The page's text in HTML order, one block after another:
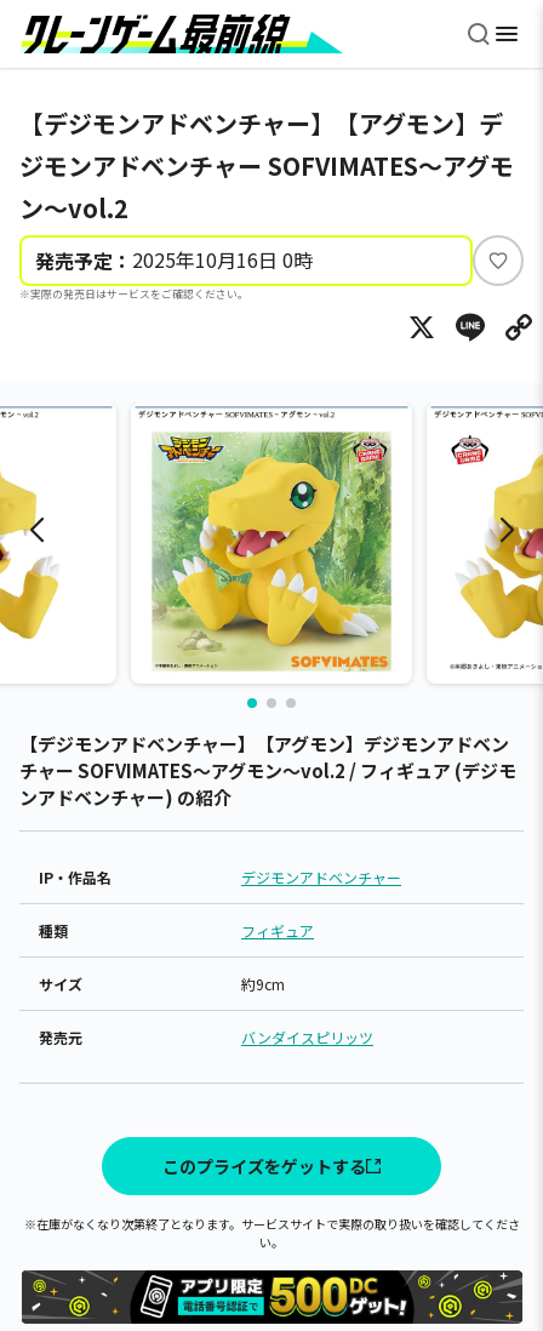
【デジモンアドベンチャー】【アグモン】デ
ジモンアドベンチャー SOFVIMATES～アグモ
ン～vol.2
発売予定： 2025年10月16日 0時
※実際の発売日はサービスをご確認ください。
い
ね
X
【デジモンアドベンチャー】【アグモン】デジモンアドベン
チャー SOFVIMATES～アグモン～vol.2 / フィギュア (デジモ
ンアドベンチャー) の紹介
IP・作品名 デジモンアドベンチャー
種類 フィギュア
サイズ 約9cm
発売元 バンダイスピリッツ
このプライズをゲットする
※在庫がなくなり次第終了となります。サービスサイトで実際の取り扱いを確認してくださ
い。